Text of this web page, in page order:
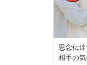
思念伝
相手の